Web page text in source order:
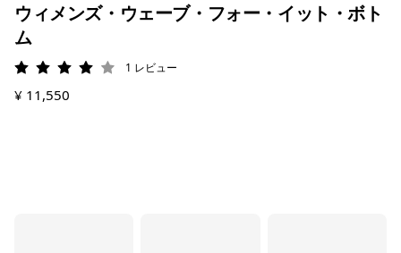
ウィメンズ・ウェーブ・フォー・イット・ボト
ム
評価: 4 / 5 1 レビュー
¥ 11,550